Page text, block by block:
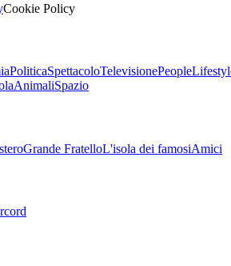
Cookie Policy
PoliticaSpettacoloTelevisionePeople
AnimaliSpazio
Grande FratelloL'isola dei famosiAmici